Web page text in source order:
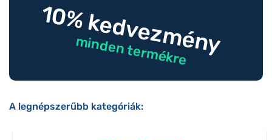
10% kedvezmény
minden termékre
A legnépszerűbb kategóriák: